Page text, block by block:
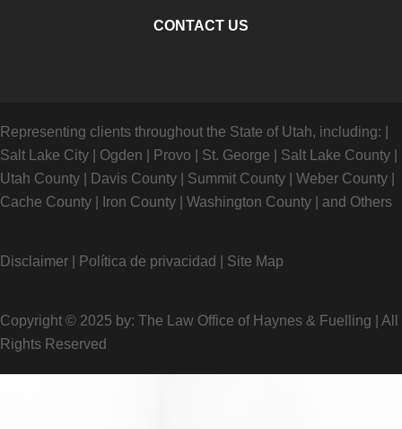
CONTACT US
Representing clients throughout the State of Utah, including:
Salt Lake City
Ogden Provo St. George Salt Lake County
Utah County
Davis County Summit County Weber County
Cache County
Iron County Washington County and Others
Disclaimer Política de privacidad Site Map
Copyright © 2025 by: The Law Office of Haynes & Fuelling
All
Rights Reserved